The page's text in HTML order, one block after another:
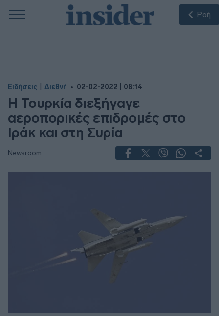
Ροή
Ειδήσεις Διεθνή 02-02-2022 | 08:14
Η Τουρκία διεξήγαγε
αεροπορικές επιδρομές στο
Ιράκ και στη Συρία
Newsroom